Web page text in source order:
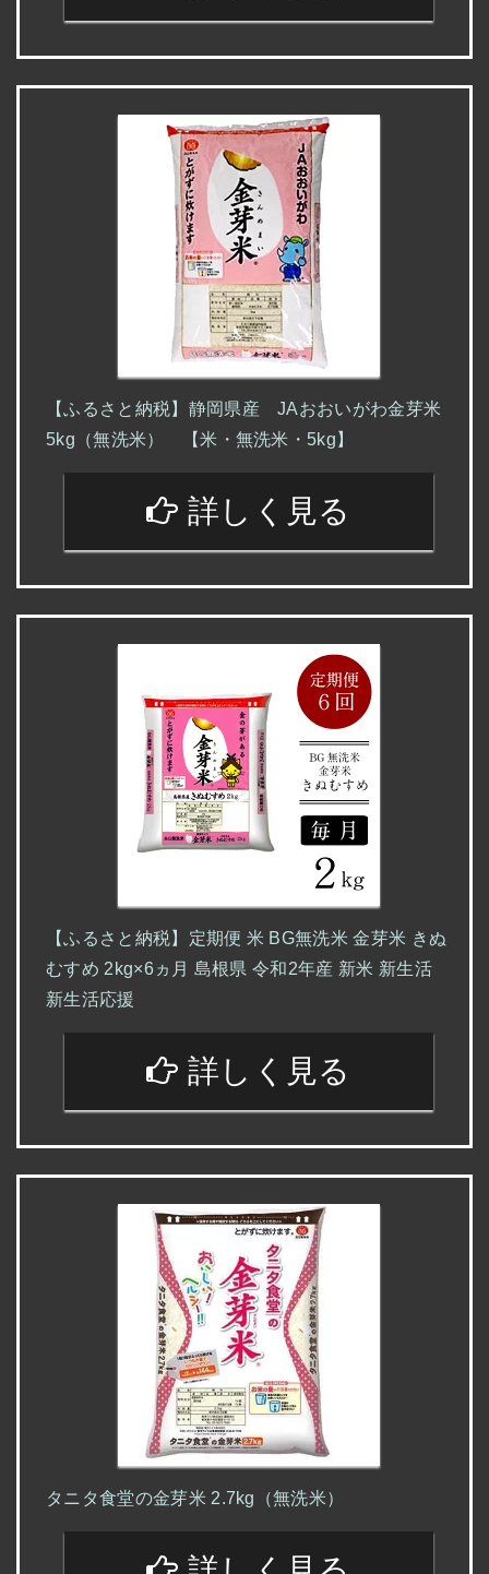
【ふるさと納税】静岡県産 JAおおいがわ金芽米
5kg（無洗米） 【米・無洗米・5kg】
詳しく見る
【ふるさと納税】定期便 米 BG無洗米 金芽米 きぬ
むすめ 2kg×6ヵ月 島根県 令和2年産 新米 新生活
新生活応援
詳しく見る
タニタ食堂の金芽米 2.7kg（無洗米）